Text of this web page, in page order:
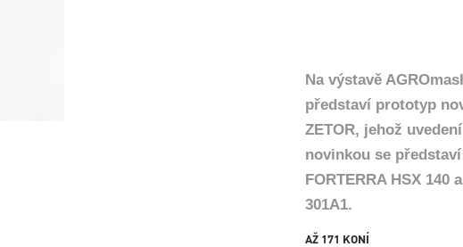
Na výstavě
představí prototyp
ZETOR, jehož
novinkou se
FORTERRA HSX
301A1.
AŽ 171 KONÍ